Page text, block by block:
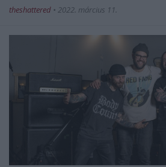
theshattered • 2022. március 11.